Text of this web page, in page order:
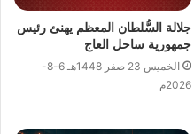
جلالة السُّلطان المعظم يهنئ رئيس
جمهورية ساحل العاج
الخميس 23 صفر 1448هـ 6-8-
2026م